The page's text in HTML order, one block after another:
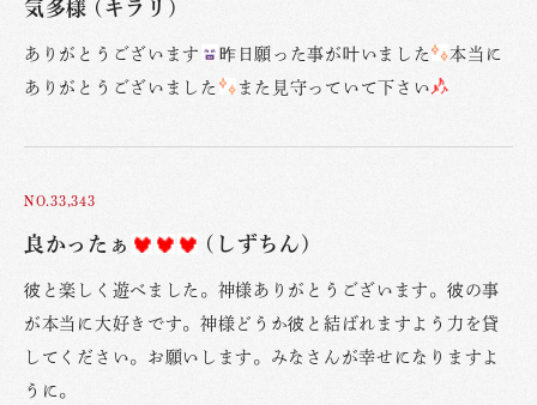
気多様 (キラリ)
ありがとうございます 昨日願った事が叶いました
本当に
ありがとうございました
また見守っていて下さい
NO.33,343
良かったぁ (しずちん)
彼と楽しく遊べました。神様ありがとうございます。彼の事
が本当に大好きです。神様どうか彼と結ばれますよう力を貸
してください。お願いします。みなさんが幸せになりますよ
うに。